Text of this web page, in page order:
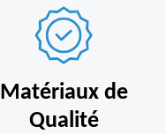
Matériaux de
Qualité